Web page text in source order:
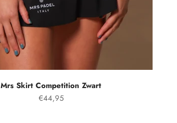
Mrs Skirt Competition Zwart
Prezzo speciale
€44,95